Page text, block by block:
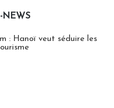
NEWS
: Hanoï veut séduire les